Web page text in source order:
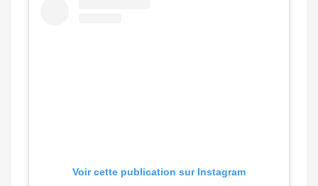
Voir cette publication sur Instagram